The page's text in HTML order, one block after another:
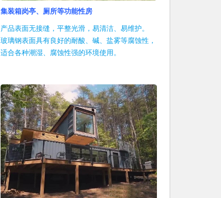
集装箱岗亭、厕所等功能性房
产品表面无接缝，平整光滑，易清洁、易维护。
玻璃钢表面具有良好的耐酸、碱、盐雾等腐蚀性，
适合各种潮湿、腐蚀性强的环境使用。